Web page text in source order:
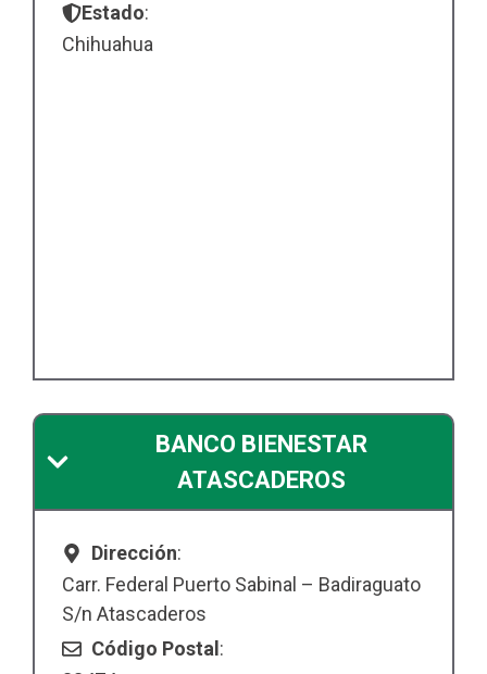
Estado:
Chihuahua
BANCO BIENESTAR
ATASCADEROS
Dirección:
Carr. Federal Puerto Sabinal – Badiraguato
S/n Atascaderos
Código Postal :